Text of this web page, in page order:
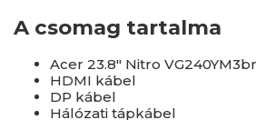
A csomag tartalma
Acer 23.8" Nitro
HDMI kábel
DP kábel
Hálózati tápkábel